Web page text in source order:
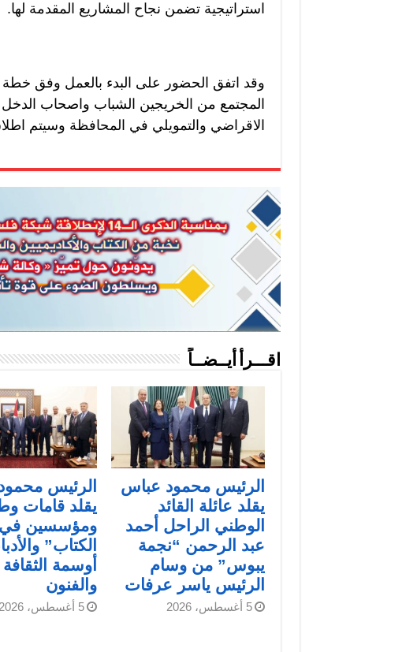
استراتيجية تضمن نجاح المشاريع المقدمة لها.
وقد اتفق الحضور على البدء بالعمل وفق خطة
المجتمع من الخريجين الشباب واصحاب الدخل
الاقراضي والتمويلي في المحافظة وسيتم
اقـــرأ أيــضــاً
الرئيس محمود عباس
يقلد عائلة القائد
الوطني الراحل أحمد
عبد الرحمن “نجمة
يبوس” من وسام
الرئيس ياسر عرفات
5 أغسطس، 2026
الرئيس
يقلد قامات
ومؤسسين في
الكتاب”
أوسمة
والفنون
5 أغسطس، 2026